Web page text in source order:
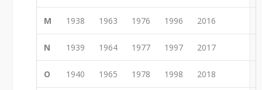
M 1938 1963 1976 1996 2016
N 1939 1964 1977 1997 2017
O 1940 1965 1978 1998 2018